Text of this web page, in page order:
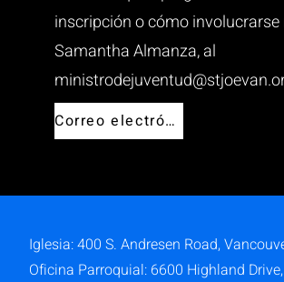
inscripción o cómo
Samantha Almanza, al
Correo electrónico
Iglesia: 400 S. Andresen Road,
Oficina Parroquial: 6600 Highland